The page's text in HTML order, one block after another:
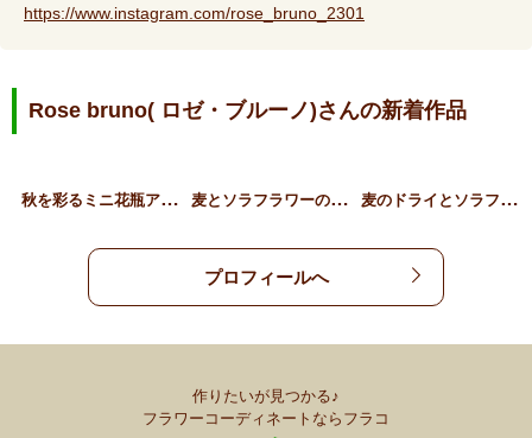
https://www.instagram.com/rose_bruno_2301
Rose bruno( ロゼ・ブルーノ)さんの新着作品
秋
を彩るミニ花瓶アレンジ(… 麦
とソラフラワーの爽やかミ… 麦
のドライとソラフラワーの…
プロフィールへ
作りたいが見つかる♪
フラワーコーディネートならフラコ